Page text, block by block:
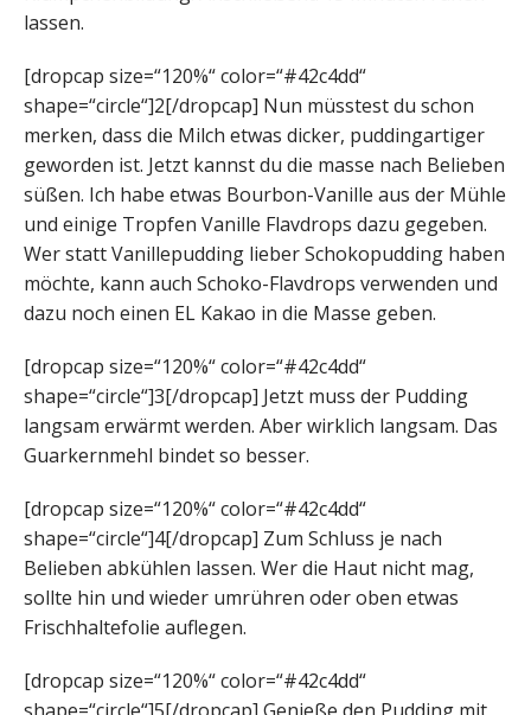
lassen.
[dropcap size=“120%“ color=“#42c4dd“
shape=“circle“]2[/dropcap] Nun müsstest du schon
merken, dass die Milch etwas dicker, puddingartiger
geworden ist. Jetzt kannst du die masse nach Belieben
süßen. Ich habe etwas Bourbon-Vanille aus der Mühle
und einige Tropfen Vanille Flavdrops dazu gegeben.
Wer statt Vanillepudding lieber Schokopudding haben
möchte, kann auch Schoko-Flavdrops verwenden und
dazu noch einen EL Kakao in die Masse geben.
[dropcap size=“120%“ color=“#42c4dd“
shape=“circle“]3[/dropcap] Jetzt muss der Pudding
langsam erwärmt werden. Aber wirklich langsam. Das
Guarkernmehl bindet so besser.
[dropcap size=“120%“ color=“#42c4dd“
shape=“circle“]4[/dropcap] Zum Schluss je nach
Belieben abkühlen lassen. Wer die Haut nicht mag,
sollte hin und wieder umrühren oder oben etwas
Frischhaltefolie auflegen.
[dropcap size=“120%“ color=“#42c4dd“